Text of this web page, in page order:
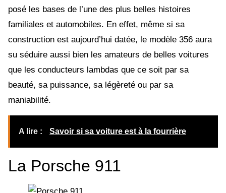
posé les bases de l’une des plus belles histoires
familiales et automobiles. En effet, même si sa
construction est aujourd’hui datée, le modèle 356 aura
su séduire aussi bien les amateurs de belles voitures
que les conducteurs lambdas que ce soit par sa
beauté, sa puissance, sa légèreté ou par sa
maniabilité.
A lire : Savoir si sa voiture est à la fourrière
La Porsche 911